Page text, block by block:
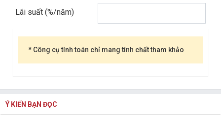
Lãi suất (%/năm)
* Công cụ tính toán chỉ mang tính chất tham khảo
Ý KIẾN BẠN ĐỌC